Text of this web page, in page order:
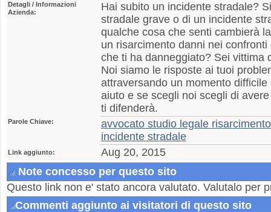
Detagli / Informazioni
Azienda:
Hai subito un incidente stradale?
stradale grave o di un incidente
qualche cosa che senti cambierà
un risarcimento danni nei
che ti ha danneggiato? Sei vittima
Noi siamo le risposte ai tuoi
attraversando un momento
aiuto e se scegli noi scegli di
ti difenderà.
Parole Chiave:
avvocato studio legale
incidente stradale
Link aggiunto:
Aug 20, 2015
Note concesso per questo sito
Questo link non e' stato ancora valutato. Valutalo per
Commenti aggiunto ai visitatori di questo sito